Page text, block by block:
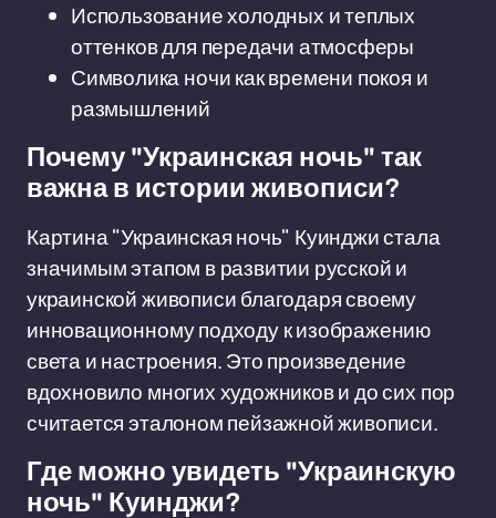
Использование холодных и теплых
оттенков для передачи атмосферы
Символика ночи как времени покоя и
размышлений
Почему "Украинская ночь" так
важна в истории живописи?
Картина "Украинская ночь" Куинджи стала
значимым этапом в развитии русской и
украинской живописи благодаря своему
инновационному подходу к изображению
света и настроения. Это произведение
вдохновило многих художников и до сих пор
считается эталоном пейзажной живописи.
Где можно увидеть "Украинскую
ночь" Куинджи?